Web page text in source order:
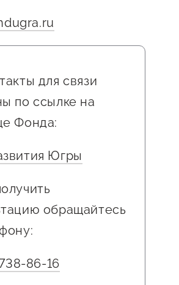
сфере
витрина
на
экспорта
поддержку
сервисы
для связи
по ссылке на
Фонда:
Югры
обращайтесь
86-16